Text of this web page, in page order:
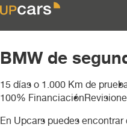
BMW de
15 días o 1.000 Km de
100% Financiación
En Upcars puedes
Filtros
BMW
Ver